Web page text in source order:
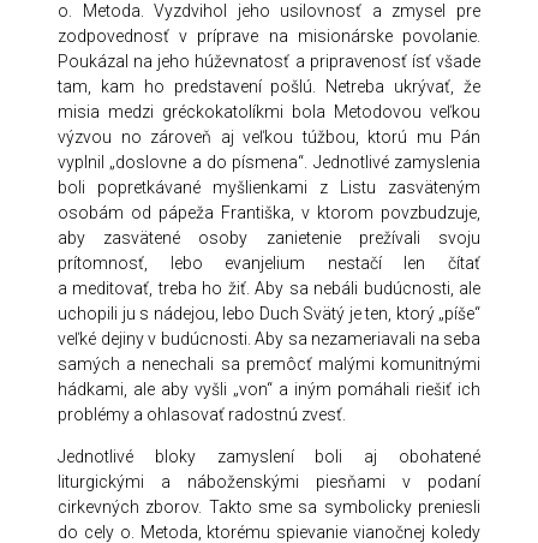
o. Metoda. Vyzdvihol jeho usilovnosť a zmysel pre
zodpovednosť v príprave na misionárske povolanie.
Poukázal na jeho húževnatosť a pripravenosť ísť všade
tam, kam ho predstavení pošlú. Netreba ukrývať, že
misia medzi gréckokatolíkmi bola Metodovou veľkou
výzvou no zároveň aj veľkou túžbou, ktorú mu Pán
vyplnil „doslovne a do písmena“. Jednotlivé zamyslenia
boli popretkávané myšlienkami z Listu zasväteným
osobám od pápeža Františka, v ktorom povzbudzuje,
aby zasvätené osoby zanietenie prežívali svoju
prítomnosť, lebo evanjelium nestačí len čítať
a meditovať, treba ho žiť. Aby sa nebáli budúcnosti, ale
uchopili ju s nádejou, lebo Duch Svätý je ten, ktorý „píše“
veľké dejiny v budúcnosti. Aby sa nezameriavali na seba
samých a nenechali sa premôcť malými komunitnými
hádkami, ale aby vyšli „von“ a iným pomáhali riešiť ich
problémy a ohlasovať radostnú zvesť.
Jednotlivé bloky zamyslení boli aj obohatené
liturgickými a náboženskými piesňami v podaní
cirkevných zborov. Takto sme sa symbolicky preniesli
do cely o. Metoda, ktorému spievanie vianočnej koledy